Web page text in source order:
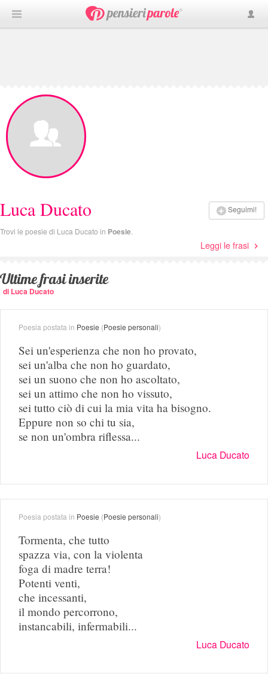
Seguimi!
Luca Ducato
Trovi le poesie di Luca Ducato in Poesie
Leggi le frasi
Ultime frasi inserite
di Luca Ducato
Poesia postata in Poesie (Poesie personali)
Sei un'esperienza che non ho provato,
sei un'alba che non ho guardato,
sei un suono che non ho ascoltato,
sei un attimo che non ho vissuto,
sei tutto ciò di cui la mia vita ha bisogno.
Eppure non so chi tu sia,
se non un'ombra riflessa...
Luca Ducato
Poesia postata in Poesie (Poesie personali)
Tormenta, che tutto
spazza via, con la violenta
foga di madre terra!
Potenti venti,
che incessanti,
il mondo percorrono,
instancabili, infermabili...
Luca Ducato